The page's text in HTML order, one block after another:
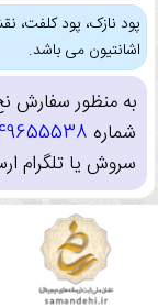
پود نازک، پود کلفت،
اشانتیون می باشد.
به منظور سفارش
شماره
سروش یا تلگرام